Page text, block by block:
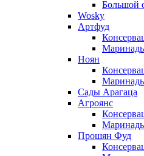
Большой
Wosky
Артфуд
Ноян
Сады Арагаца
Агроянс
Прошян Фуд